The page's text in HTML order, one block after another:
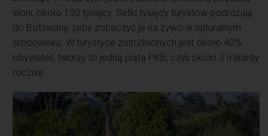
słoni, około 130 tysięcy. Setki tysięcy turystów podróżują
do Botswany, żeby zobaczyć je na żywo w naturalnym
środowisku. W turystyce zatrudnionych jest około 40%
obywateli, tworzy to jedną piątą PKB, czyli około 3 miliardy
rocznie.